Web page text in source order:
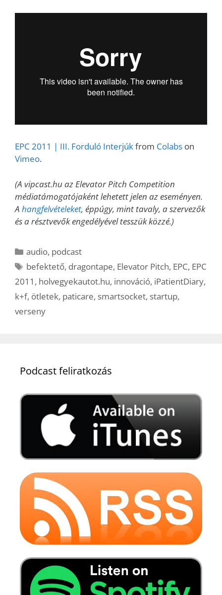
EPC 2011 | III. Forduló Interjúkfrom Colabs on
Vimeo.
(A vipcast.hu az Elevator Pitch Competition
médiatámogatójaként lehetett jelen az eseményen.
A hangfelvételeket, éppúgy, mint tavaly, a szervezők
és a résztvevők engedélyével tesszük közzé.)
Kategória
audio, podcast
Címkék
befektető, dragontape, Elevator Pitch, EPC, EPC
2011 , holvegyekautot.hu, innováció, iPatientDiary,
k+f, ötletek, paticare, smartsocket, startup,
verseny
Podcast feliratkozás